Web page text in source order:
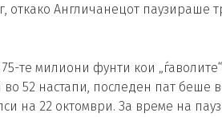
откако Англичанецот паузираше
те милиони фунти кои
52 настапи, последен пат беше
на 22 октомври. За време на